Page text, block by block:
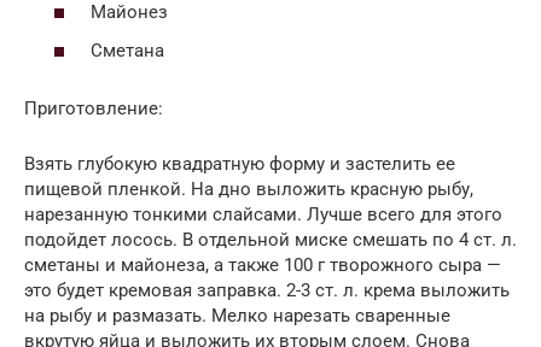
Майонез
Сметана
Приготовление:
Взять глубокую квадратную форму и застелить ее
пищевой пленкой. На дно выложить красную рыбу,
нарезанную тонкими слайсами. Лучше всего для этого
подойдет лосось. В отдельной миске смешать по 4 ст. л.
сметаны и майонеза, а также 100 г творожного сыра —
это будет кремовая заправка. 2-3 ст. л. крема выложить
на рыбу и размазать. Мелко нарезать сваренные
вкрутую яйца и выложить их вторым слоем. Снова